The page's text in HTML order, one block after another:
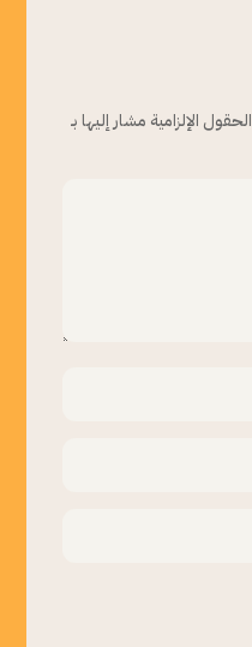
الحقول الإلزامية مشار إليها بـ